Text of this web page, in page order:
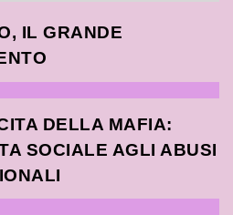
IL GRANDE
DELLA MAFIA:
SOCIALE AGLI ABUSI